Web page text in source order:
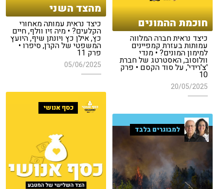
מהצד השני
כיצד נראית עמותה מאחורי
הקלעים? • מיה זיו וולף, חיים
כץ, אילן כץ ויונתן שיף, היועץ
המשפטי של הקרן, סיפרו •
פרק 11
05/06/2025
חוכמת ההמונים
כיצד נראית חברה המלווה
עמותות בעזרת קמפיינים
למימון המונים? • מנדי
וולוסוב, האסטרטג של חברת
'צ'רידי', על סוד הקסם • פרק
10
20/05/2025
כסף אנושי
למבוגרים בלבד